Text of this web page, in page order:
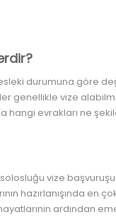
durumuna göre
genellikle vize
hangi evrakları ne
vize
hazırlanışında en
ardından